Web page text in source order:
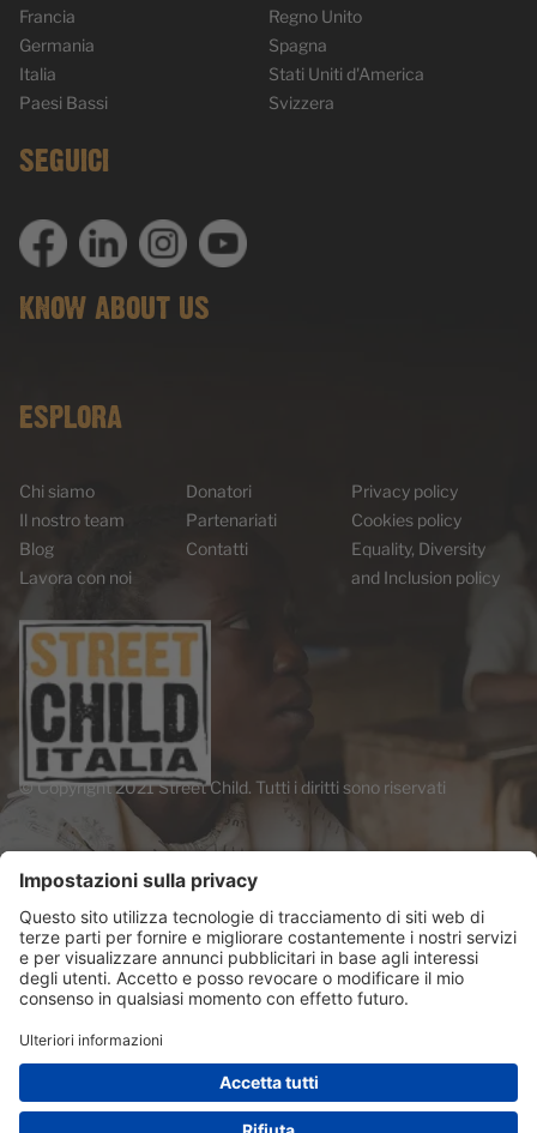
Francia
Germania
Italia
Paesi Bassi
Regno Unito
Spagna
Stati Uniti d'America
Svizzera
SEGUICI
KNOW ABOUT US
ESPLORA
Chi siamo
Il nostro team
Blog
Lavora con noi
Donatori
Partenariati
Contatti
Privacy policy
Cookies policy
Equality, Diversity
and Inclusion policy
© Copyright 2021 Street Child. Tutti i diritti sono riservati